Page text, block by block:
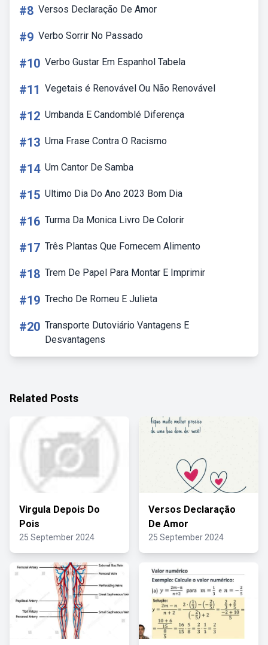
#8 Versos Declaração De Amor
#9 Verbo Sorrir No Passado
#10 Verbo Gustar Em Espanhol Tabela
#11 Vegetais é Renovável Ou Não Renovável
#12 Umbanda E Candomblé Diferença
#13 Uma Frase Contra O Racismo
#14 Um Cantor De Samba
#15 Ultimo Dia Do Ano 2023 Bom Dia
#16 Turma Da Monica Livro De Colorir
#17 Três Plantas Que Fornecem Alimento
#18 Trem De Papel Para Montar E Imprimir
#19 Trecho De Romeu E Julieta
#20 Transporte Dutoviário Vantagens E
Desvantagens
Related Posts
Virgula Depois Do
Pois
25 September 2024
Versos Declaração
De Amor
25 September 2024